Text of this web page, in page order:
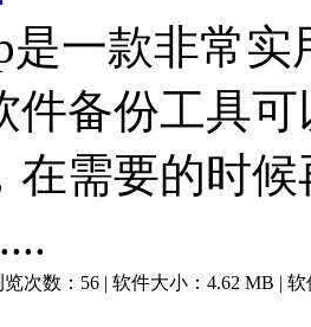
是一款非常
件备份工具
在需要的时
览次数： 56 | 软件大小： 4.62 MB |